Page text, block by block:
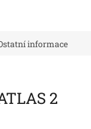
informace
2